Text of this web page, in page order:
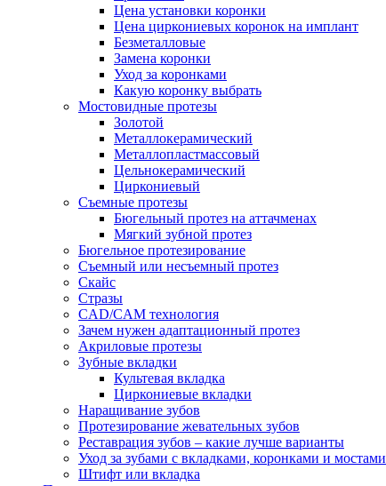
Цена установки коронки
Цена циркониевых коронок на имплант
Безметалловые
Замена коронки
Уход за коронками
Какую коронку выбрать
Мостовидные протезы
Золотой
Металлокерамический
Металлопластмассовый
Цельнокерамический
Циркониевый
Съемные протезы
Бюгельный протез на аттачменах
Мягкий зубной протез
Бюгельное протезирование
Съемный или несъемный протез
Скайс
Стразы
CAD/CAM технология
Зачем нужен адаптационный протез
Акриловые протезы
Зубные вкладки
Культевая вкладка
Циркониевые вкладки
Наращивание зубов
Протезирование жевательных зубов
Реставрация зубов – какие лучше варианты
Уход за зубами с вкладками, коронками и мостами
Штифт или вкладка